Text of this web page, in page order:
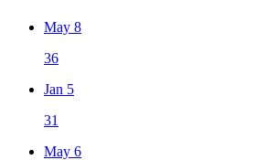
May 8
36
Jan 5
31
May 6